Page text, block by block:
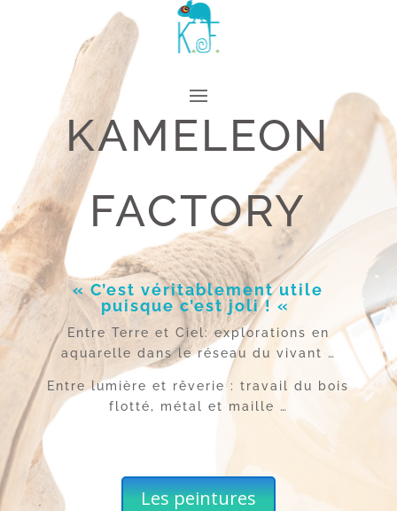
KAMELEON
FACTORY
« C’est véritablement utile
puisque c’est joli ! «
Entre Terre et Ciel: explorations en
aquarelle dans le réseau du vivant …
Entre lumière et rêverie : travail du bois
flotté, métal et maille …
Les peintures